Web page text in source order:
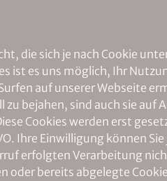
die sich je nach Cookie
ist es uns möglich, Ihr
auf unserer Webseite
bejahen, sind auch sie auf
Cookies werden erst
Ihre Einwilligung können
erfolgten Verarbeitung
bereits abgelegte